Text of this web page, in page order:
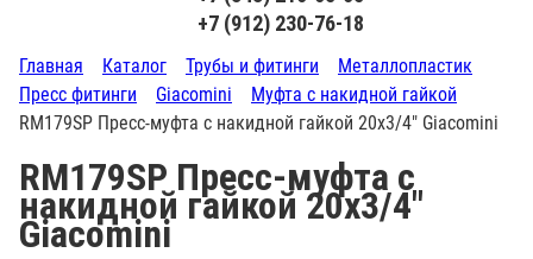
у
+7 (912) 230-76-18
Главная Каталог Трубы и фитинги
Металлопластик
Пресс фитинги
Giacomini
Муфта с накидной гайкой
RM179SP Пресс-муфта с накидной гайкой 20х3/4" Giacomini
RM179SP Пресс-муфта с
накидной гайкой 20х3/4"
Giacomini